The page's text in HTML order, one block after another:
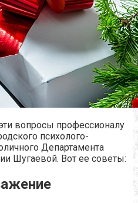
вопросы профессионалу
психолого-
Департамента
Шугаевой. Вот ее советы: